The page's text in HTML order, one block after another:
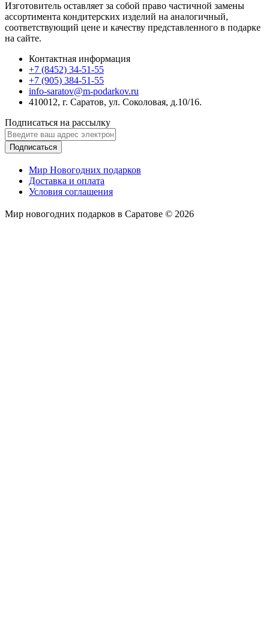
Изготовитель оставляет за собой право частичной замены
ассортимента кондитерских изделий на аналогичный,
соответствующий цене и качеству представленного в подарке
на сайте.
Контактная информация
+7 (8452) 34-51-55
+7 (905) 384-51-55
info-saratov@m-podarkov.ru
410012, г. Саратов, ул. Соколовая, д.10/16.
Подписаться на рассылку
Подписаться
Мир Новогодних подарков
Доставка и оплата
Условия соглашения
Мир новогодних подарков в Саратове © 2026